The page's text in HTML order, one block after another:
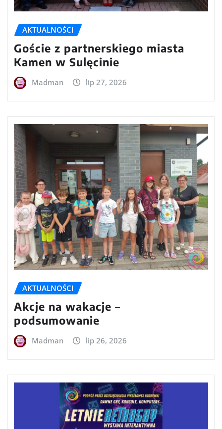
AKTUALNOŚCI
Goście z partnerskiego miasta
Kamen w Sulęcinie
Madman lip 27, 2026
AKTUALNOŚCI
Akcje na wakacje –
podsumowanie
Madman lip 26, 2026